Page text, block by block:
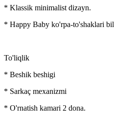
* Klassik minimalist dizayn.
* Happy Baby ko'rpa-to'shaklari
To'liqlik
* Beshik beshigi
* Sarkaç mexanizmi
* O'rnatish kamari 2 dona.